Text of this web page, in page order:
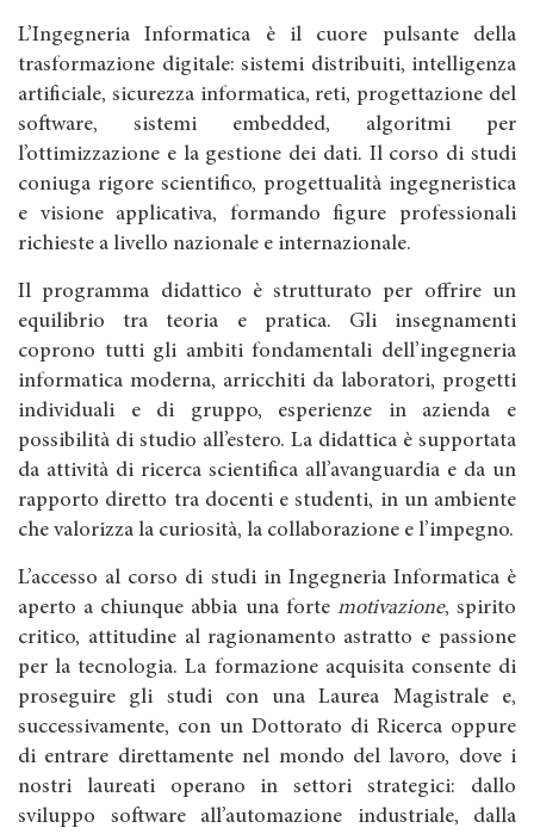
L’Ingegneria Informatica è il cuore pulsante della
trasformazione digitale: sistemi distribuiti, intelligenza
artificiale, sicurezza informatica, reti, progettazione del
software, sistemi embedded, algoritmi per
l’ottimizzazione e la gestione dei dati. Il corso di studi
coniuga rigore scientifico, progettualità ingegneristica
e visione applicativa, formando figure professionali
richieste a livello nazionale e internazionale.
Il programma didattico è strutturato per offrire un
equilibrio tra teoria e pratica. Gli insegnamenti
coprono tutti gli ambiti fondamentali dell’ingegneria
informatica moderna, arricchiti da laboratori, progetti
individuali e di gruppo, esperienze in azienda e
possibilità di studio all’estero. La didattica è supportata
da attività di ricerca scientifica all’avanguardia e da un
rapporto diretto tra docenti e studenti, in un ambiente
che valorizza la curiosità, la collaborazione e l’impegno.
L’accesso al corso di studi in Ingegneria Informatica è
aperto a chiunque abbia una forte motivazione, spirito
critico, attitudine al ragionamento astratto e passione
per la tecnologia. La formazione acquisita consente di
proseguire gli studi con una Laurea Magistrale e,
successivamente, con un Dottorato di Ricerca oppure
di entrare direttamente nel mondo del lavoro, dove i
nostri laureati operano in settori strategici: dallo
sviluppo software all’automazione industriale, dalla